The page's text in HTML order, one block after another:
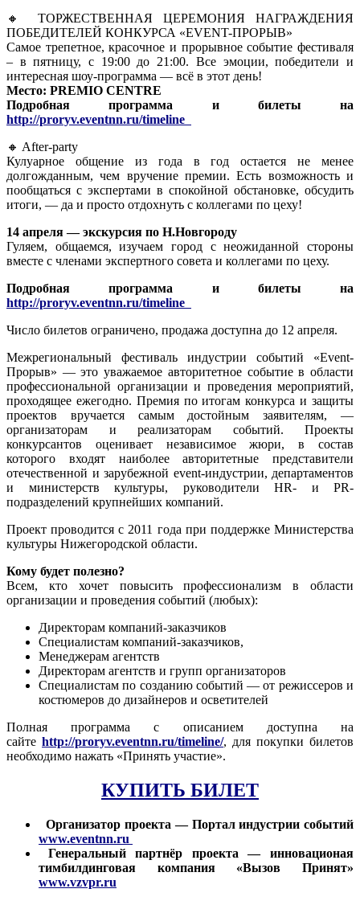
🔸 ТОРЖЕСТВЕННАЯ ЦЕРЕМОНИЯ НАГРАЖДЕНИЯ
ПОБЕДИТЕЛЕЙ КОНКУРСА «EVENT-ПРОРЫВ»
Самое трепетное, красочное и прорывное событие фестиваля
– в пятницу, с 19:00 до 21:00. Все эмоции, победители и
интересная шоу-программа — всё в этот день!
Место: PREMIO CENTRE
Подробная программа и билеты на
http://proryv.eventnn.ru/timeline
🔸 After-party
Кулуарное общение из года в год остается не менее
долгожданным, чем вручение премии. Есть возможность и
пообщаться с экспертами в спокойной обстановке, обсудить
итоги, — да и просто отдохнуть с коллегами по цеху!
14 апреля — экскурсия по Н.Новгороду
Гуляем, общаемся, изучаем город с неожиданной стороны
вместе с членами экспертного совета и коллегами по цеху.
Подробная программа и билеты на
http://proryv.eventnn.ru/timeline
Число билетов ограничено, продажа доступна до 12 апреля.
Межрегиональный фестиваль индустрии событий «Event-
Прорыв» — это уважаемое авторитетное событие в области
профессиональной организации и проведения мероприятий,
проходящее ежегодно. Премия по итогам конкурса и защиты
проектов вручается самым достойным заявителям, —
организаторам и реализаторам событий. Проекты
конкурсантов оценивает независимое жюри, в состав
которого входят наиболее авторитетные представители
отечественной и зарубежной event-индустрии, департаментов
и министерств культуры, руководители HR- и PR-
подразделений крупнейших компаний.
Проект проводится с 2011 года при поддержке Министерства
культуры Нижегородской области.
Кому будет полезно?
Всем, кто хочет повысить профессионализм в области
организации и проведения событий (любых):
Директорам компаний-заказчиков
Специалистам компаний-заказчиков,
Менеджерам агентств
Директорам агентств и групп организаторов
Специалистам по созданию событий — от режиссеров и
костюмеров до дизайнеров и осветителей
Полная программа с описанием доступна на
сайте http://proryv.eventnn.ru/timeline/, для покупки билетов
необходимо нажать «Принять участие».
КУПИТЬ БИЛЕТ
Организатор проекта — Портал индустрии событий
www.eventnn.ru
Генеральный партнёр проекта — инновационая
тимбилдинговая компания «Вызов Принят»
www.vzvpr.ru